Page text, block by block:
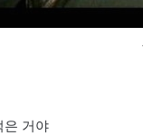
은 거야